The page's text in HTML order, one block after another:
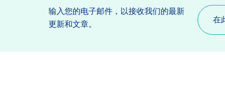
输入您的电子邮件，以接收我们的最新
更新和文章。
电
子
邮
件
填)